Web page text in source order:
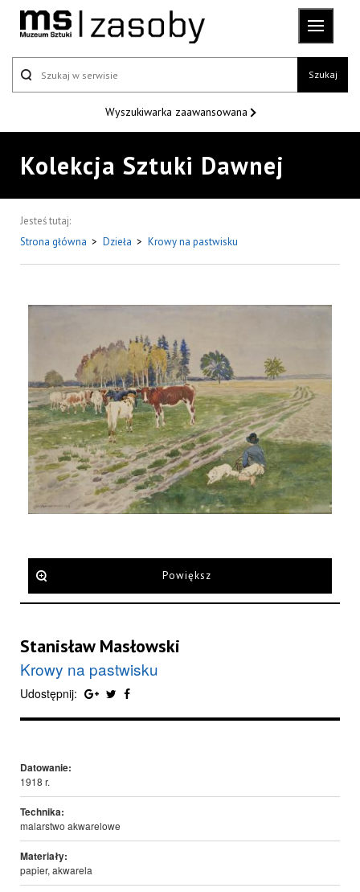
Szukaj
Wyszukiwarka zaawansowana
Kolekcja Sztuki Dawnej
Jesteś tutaj:
Strona główna > Dzieła > Krowy na pastwisku
Powiększ
Stanisław Masłowski
Krowy na pastwisku
Udostępnij:
Datowanie:
1918 r.
Technika:
malarstwo akwarelowe
Materiały:
papier, akwarela